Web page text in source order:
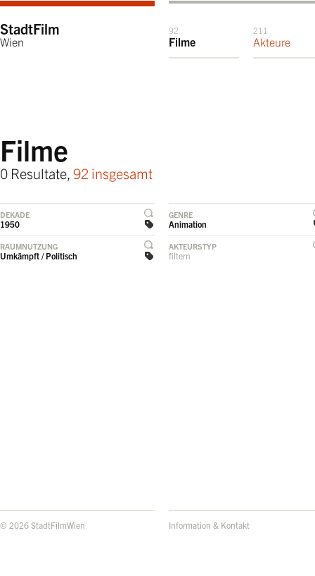
StadtFilm
Wien
92
Filme
211
Akteure
Filme
0 Resultate, 92 insgesamt
DEKADE
1950
GENRE
Animation
RAUMNUTZUNG
Umkämpft / Politisch
AKTEURSTYP
filtern
© 2026 StadtFilmWien Information & Kontakt